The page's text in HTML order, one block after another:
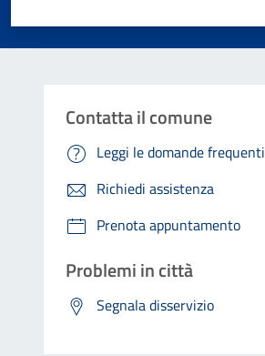
Contatta il comune
Leggi le domande frequenti
Richiedi assistenza
Prenota appuntamento
Problemi in città
Segnala disservizio